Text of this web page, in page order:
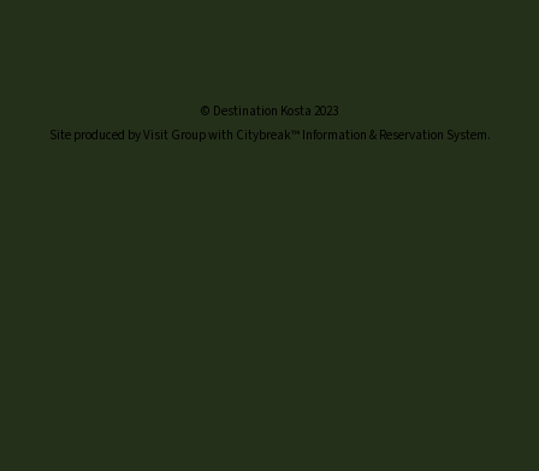
© Destination Kosta 2023
Site produced by Visit Group with Citybreak™ Information & Reservation System.